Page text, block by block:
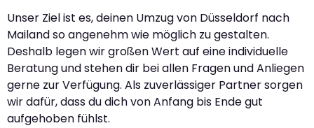
Unser Ziel ist es, deinen Umzug von Düsseldorf nach
Mailand so angenehm wie möglich zu gestalten.
Deshalb legen wir großen Wert auf eine individuelle
Beratung und stehen dir bei allen Fragen und Anliegen
gerne zur Verfügung. Als zuverlässiger Partner sorgen
wir dafür, dass du dich von Anfang bis Ende gut
aufgehoben fühlst.